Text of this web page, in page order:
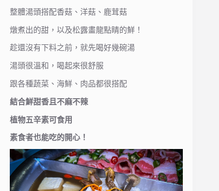
整體湯頭搭配香菇、洋菇、鹿茸菇
燉煮出的甜，以及松露畫龍點睛的鮮！
趁還沒有下料之前，就先喝好幾碗湯
湯頭很溫和，喝起來很舒服
跟各種蔬菜、海鮮、肉品都很搭配
結合鮮甜香且不麻不辣
植物五辛素可食用
素食者也能吃的開心！